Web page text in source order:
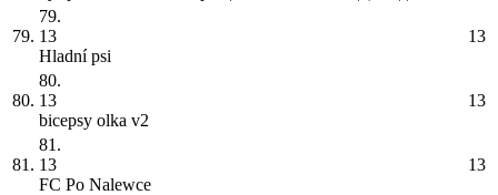
79.
79.
13
Hladní psi
13
80.
80.
13
bicepsy olka v2
13
81.
81.
13
FC Po Nalewce
13